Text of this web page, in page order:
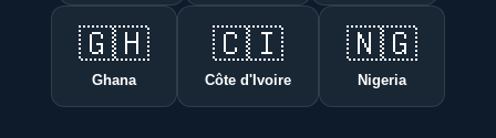
🇬🇭
Ghana
🇨🇮
Côte d'Ivoire
🇳🇬
Nigeria